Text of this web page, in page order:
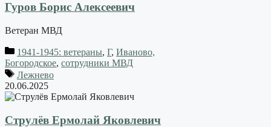
Гуров Борис Алексеевич
Ветеран МВД
1941-1945: ветераны, Г, Иваново,
Богородское, сотрудники МВД
Лежнево
20.06.2025
Струлёв Ермолай Яковлевич